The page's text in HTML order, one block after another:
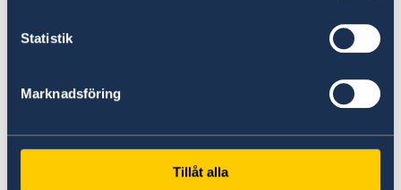
Statistik
Marknadsföring
Tillåt alla